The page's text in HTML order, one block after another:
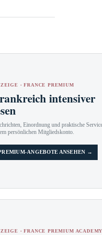
· FRANCE PREMIUM
intensiver
Einordnung und praktische
persönlichen Mitgliedskonto.
ANGEBOTE ANSEHEN →
· FRANCE PREMIUM ACADEMY